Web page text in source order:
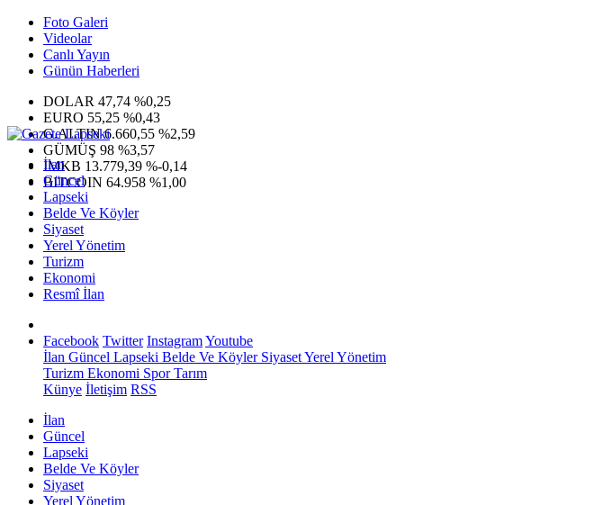
Foto Galeri
Videolar
Canlı Yayın
Günün Haberleri
DOLAR 47,74 %0,25
EURO 55,25 %0,43
G.ALTIN6.660,55 %2,59
GÜMÜŞ 98 %3,57
IMKB 13.779,39 %-0,14
BITCOIN 64.958 %1,00
İlan
Güncel
Lapseki
Belde Ve Köyler
Siyaset
Yerel Yönetim
Turizm
Ekonomi
Resmî İlan
Facebook Twitter InstagramYoutube
İlan Güncel Lapseki Belde Ve KöylerSiyasetYerel Yönetim
Turizm Ekonomi SporTarım
Künye İletişim RSS
İlan
Güncel
Lapseki
Belde Ve Köyler
Siyaset
Yerel Yönetim